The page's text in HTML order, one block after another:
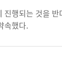
행되는 것을
속했다.